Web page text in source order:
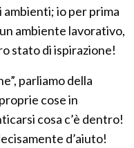
ambienti; io per prima
ambiente lavorativo,
stato di ispirazione!
parliamo della
cose in
cosa c’è dentro!
d’aiuto!